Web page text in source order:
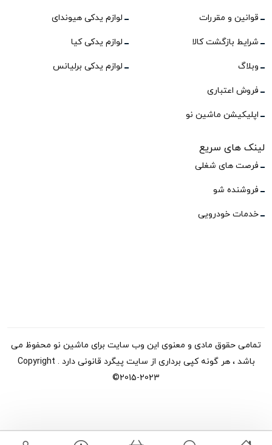
قوانین و مقررات
شرایط بازگشت کالا
وبلاگ
فروش اعتباری
اپلیکیشن ماشین نو
لوازم یدکی هیوندای
لوازم یدکی کیا
لوازم یدکی برلیانس
لینک های سریع
فرصت های شغلی
فروشنده شو
خدمات خودرویی
تمامی حقوق مادی و معنوی این وب سایت برای ماشین نو محفوظ می
باشد ، هر گونه کپی برداری از سایت پیگرد قانونی دارد . Copyright
©2015-2023